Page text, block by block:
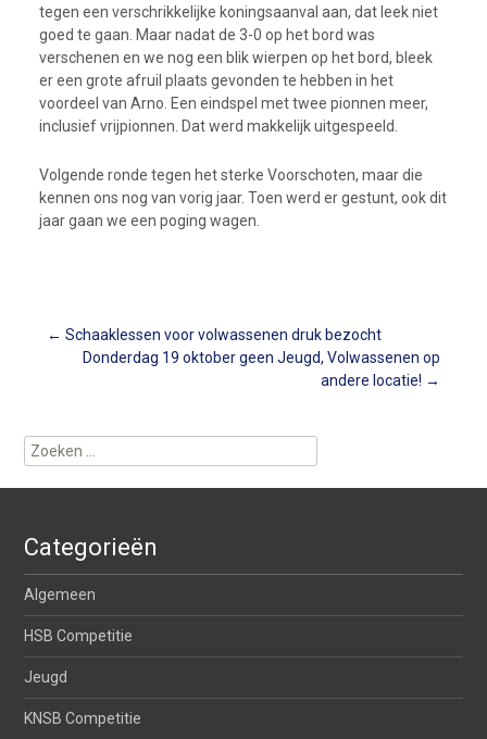
tegen een verschrikkelijke koningsaanval aan, dat leek niet
goed te gaan. Maar nadat de 3-0 op het bord was
verschenen en we nog een blik wierpen op het bord, bleek
er een grote afruil plaats gevonden te hebben in het
voordeel van Arno. Een eindspel met twee pionnen meer,
inclusief vrijpionnen. Dat werd makkelijk uitgespeeld.
Volgende ronde tegen het sterke Voorschoten, maar die
kennen ons nog van vorig jaar. Toen werd er gestunt, ook dit
jaar gaan we een poging wagen.
Berichtnavigatie
← Schaaklessen voor volwassenen druk bezocht
Donderdag 19 oktober geen Jeugd, Volwassenen op
andere locatie! →
Zoeken
naar:
Categorieën
Algemeen
HSB Competitie
Jeugd
KNSB Competitie